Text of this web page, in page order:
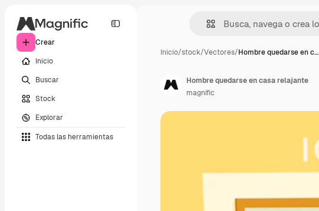
Crear
Inicio
Buscar
Stock
Explorar
Todas las herramientas
Inicio/stock/Vectores/Hombre quedarse en c…
Hombre quedarse en casa relajante
magnific